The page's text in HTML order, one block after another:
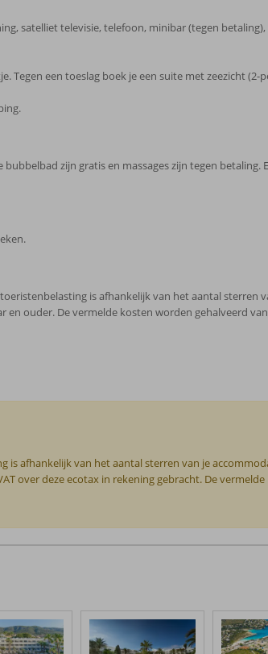
satelliet televisie, telefoon, minibar (tegen betaling),
Tegen een toeslag boek je een suite met zeezicht (2-
zijn gratis en massages zijn tegen betaling.
is afhankelijk van het aantal sterren
ouder. De vermelde kosten worden gehalveerd
afhankelijk van het aantal sterren van je
over deze ecotax in rekening gebracht. De